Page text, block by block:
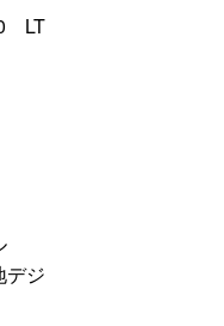
LT
デジ